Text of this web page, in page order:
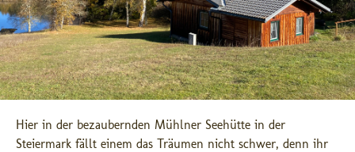
Hier in der bezaubernden Mühlner Seehütte in der
Steiermark fällt einem das Träumen nicht schwer, denn ihr